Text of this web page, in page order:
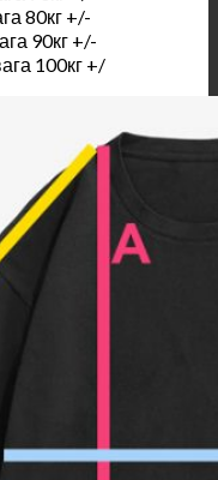
80кг +/-
90кг +/-
100кг +/